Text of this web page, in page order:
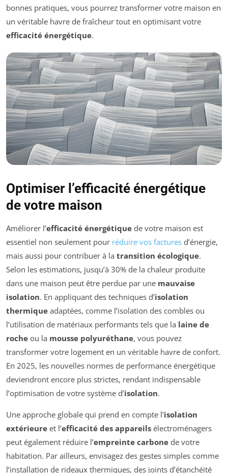
bonnes pratiques, vous pourrez transformer votre maison en
un véritable havre de fraîcheur tout en optimisant votre
efficacité énergétique.
Optimiser l’efficacité énergétique
de votre maison
Améliorer l’efficacité énergétique de votre maison est
essentiel non seulement pour réduire vos factures d’énergie,
mais aussi pour contribuer à la transition écologique.
Selon les estimations, jusqu’à 30% de la chaleur produite
dans une maison peut être perdue par une mauvaise
isolation. En appliquant des techniques d’isolation
thermique adaptées, comme l’isolation des combles ou
l’utilisation de matériaux performants tels que la laine de
roche ou la mousse polyuréthane, vous pouvez
transformer votre logement en un véritable havre de confort.
En 2025, les nouvelles normes de performance énergétique
deviendront encore plus strictes, rendant indispensable
l’optimisation de votre système d’isolation.
Une approche globale qui prend en compte l’isolation
extérieure et l’efficacité des appareils électroménagers
peut également réduire l’empreinte carbone de votre
habitation. Par ailleurs, envisagez des gestes simples comme
l’installation de rideaux thermiques, des joints d’étanchéité